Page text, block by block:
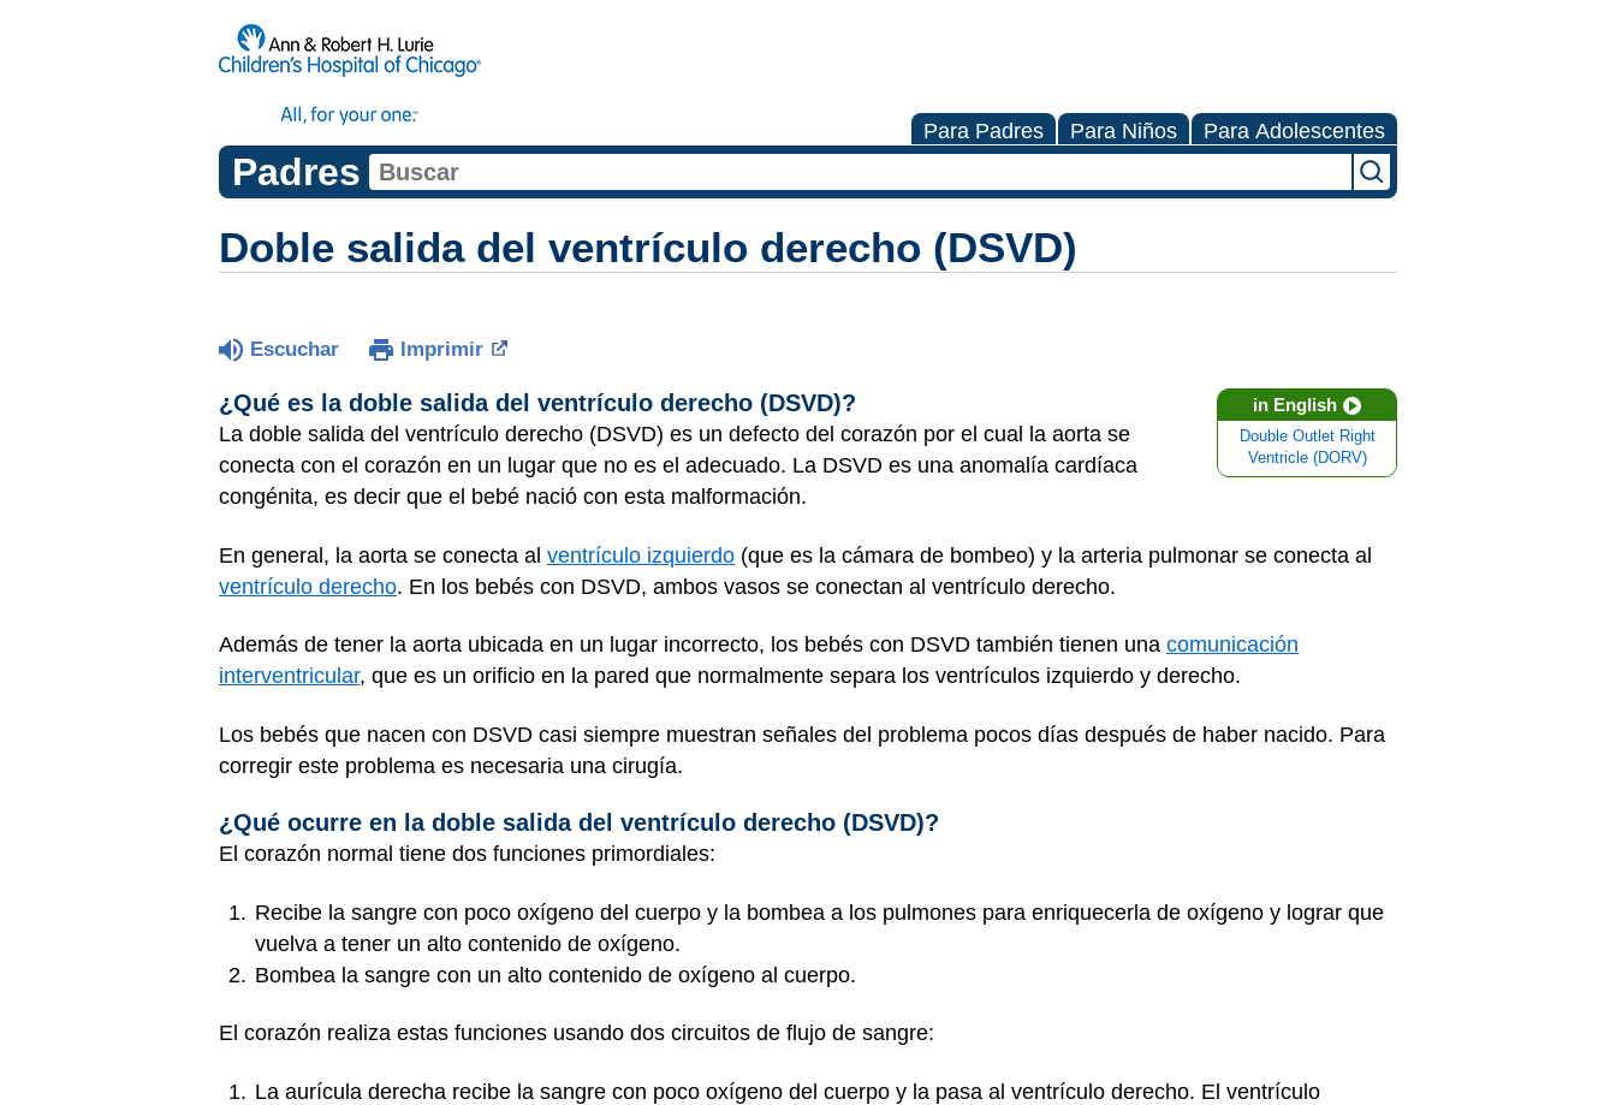
Para Padres Para Niños Para Adolescentes
Padres
Doble salida del ventrículo derecho (DSVD)
Escuchar Imprimir
in English
Double Outlet Right
Ventricle (DORV)
¿Qué es la doble salida del ventrículo derecho (DSVD)?
La doble salida del ventrículo derecho (DSVD) es un defecto del corazón por el cual la aorta se
conecta con el corazón en un lugar que no es el adecuado. La DSVD es una anomalía cardíaca
congénita, es decir que el bebé nació con esta malformación.
En general, la aorta se conecta al ventrículo izquierdo (que es la cámara de bombeo) y la arteria pulmonar se conecta al
ventrículo derecho. En los bebés con DSVD, ambos vasos se conectan al ventrículo derecho.
Además de tener la aorta ubicada en un lugar incorrecto, los bebés con DSVD también tienen una comunicación
interventricular, que es un orificio en la pared que normalmente separa los ventrículos izquierdo y derecho.
Los bebés que nacen con DSVD casi siempre muestran señales del problema pocos días después de haber nacido. Para
corregir este problema es necesaria una cirugía.
¿Qué ocurre en la doble salida del ventrículo derecho (DSVD)?
El corazón normal tiene dos funciones primordiales:
Recibe la sangre con poco oxígeno del cuerpo y la bombea a los pulmones para enriquecerla de oxígeno y lograr que
vuelva a tener un alto contenido de oxígeno.
Bombea la sangre con un alto contenido de oxígeno al cuerpo.
El corazón realiza estas funciones usando dos circuitos de flujo de sangre:
La aurícula derecha recibe la sangre con poco oxígeno del cuerpo y la pasa al ventrículo derecho. El ventrículo